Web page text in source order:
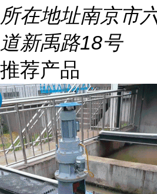
所在地址南京市
道新禹路18号
推荐产品